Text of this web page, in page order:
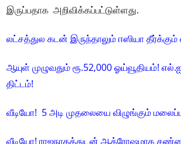
இருப்பதாக அறிவிக்கப்பட்டுள்ளது.
லட்சத்துல கடன் இருந்தாலும் ஈஸியா தீர்க்கும்
ஆயுள் முழுவதும் ரூ.52,000 ஓய்வூதியம்!
திட்டம்!
வீடியோ! 5 அடி முதலையை விழுங்கும்
வீடியோ! ராஜநாகத்துடன் ஆக்ரோஷமாக